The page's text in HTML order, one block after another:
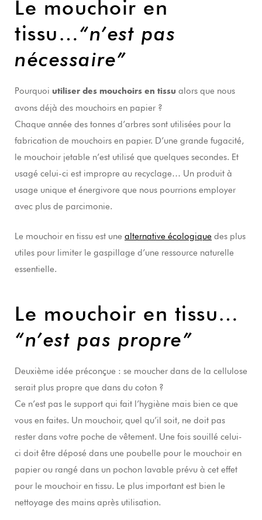
Le mouchoir en
tissu…“n’est pas
nécessaire”
Pourquoi utiliser des mouchoirs en tissu alors que nous
avons déjà des mouchoirs en papier ?
Chaque année des tonnes d’arbres sont utilisées pour la
fabrication de mouchoirs en papier. D’une grande fugacité,
le mouchoir jetable n’est utilisé que quelques secondes. Et
usagé celui-ci est impropre au recyclage… Un produit à
usage unique et énergivore que nous pourrions employer
avec plus de parcimonie.
Le mouchoir en tissu est une alternative écologique des plus
utiles pour limiter le gaspillage d’une ressource naturelle
essentielle.
Le mouchoir en tissu…
“n’est pas propre”
Deuxième idée préconçue : se moucher dans de la cellulose
serait plus propre que dans du coton ?
Ce n’est pas le support qui fait l’hygiène mais bien ce que
vous en faites. Un mouchoir, quel qu’il soit, ne doit pas
rester dans votre poche de vêtement. Une fois souillé celui-
ci doit être déposé dans une poubelle pour le mouchoir en
papier ou rangé dans un pochon lavable prévu à cet effet
pour le mouchoir en tissu. Le plus important est bien le
nettoyage des mains après utilisation.